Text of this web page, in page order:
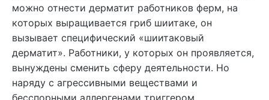
можно отнести дерматит работников ферм, на
которых выращивается гриб шиитаке, он
вызывает специфический «шиитаковый
дерматит». Работники, у которых он проявляется,
вынуждены сменить сферу деятельности. Но
наряду с агрессивными веществами и